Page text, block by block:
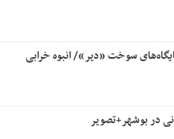
سوخت «دیر»/ انبوه خرابی
در بوشهر+تصویر